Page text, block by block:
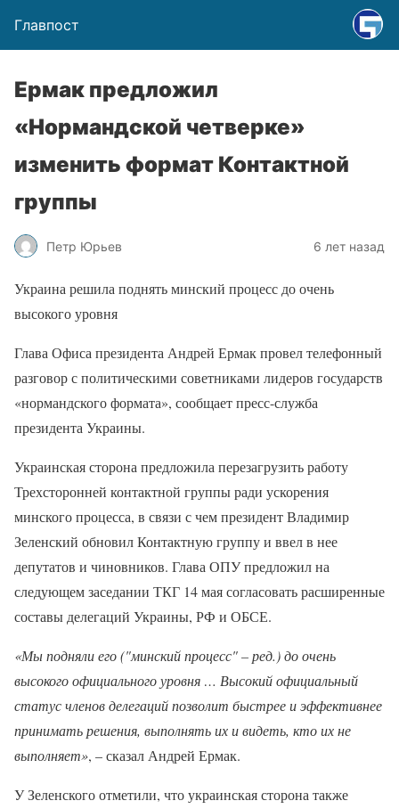
Главпост
Ермак предложил
«Нормандской четверке»
изменить формат Контактной
группы
Петр Юрьев 6 лет назад
Украина решила поднять минский процесс до очень
высокого уровня
Глава Офиса президента Андрей Ермак провел телефонный
разговор с политическими советниками лидеров государств
«нормандского формата», сообщает пресс-служба
президента Украины.
Украинская сторона предложила перезагрузить работу
Трехсторонней контактной группы ради ускорения
минского процесса, в связи с чем президент Владимир
Зеленский обновил Контактную группу и ввел в нее
депутатов и чиновников. Глава ОПУ предложил на
следующем заседании ТКГ 14 мая согласовать расширенные
составы делегаций Украины, РФ и ОБСЕ.
«Мы подняли его ("минский процесс" – ред.) до очень
высокого официального уровня … Высокий официальный
статус членов делегаций позволит быстрее и эффективнее
принимать решения, выполнять их и видеть, кто их не
выполняет», – сказал Андрей Ермак.
У Зеленского отметили, что украинская сторона также